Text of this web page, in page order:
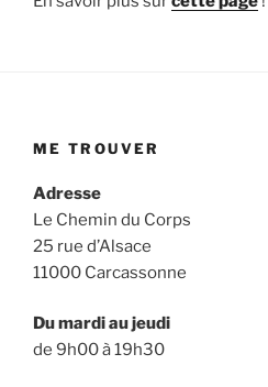
ME TROUVER
Adresse
Le Chemin du Corps
25 rue d’Alsace
11000 Carcassonne
Du mardi au jeudi
de 9h00 à 19h30